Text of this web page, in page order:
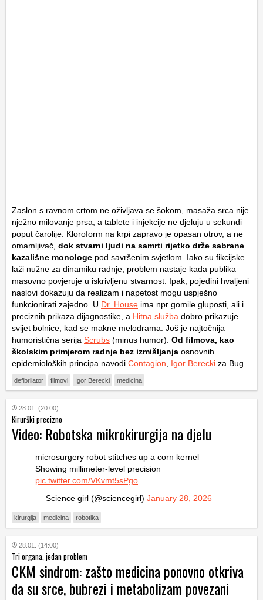
Zaslon s ravnom crtom ne oživljava se šokom, masaža srca nije
nježno milovanje prsa, a tablete i injekcije ne djeluju u sekundi
poput čarolije. Kloroform na krpi zapravo je opasan otrov, a ne
omamljivač, dok stvarni ljudi na samrti rijetko drže sabrane
kazališne monologe pod savršenim svjetlom. Iako su fikcijske
laži nužne za dinamiku radnje, problem nastaje kada publika
masovno povjeruje u iskrivljenu stvarnost. Ipak, pojedini hvaljeni
naslovi dokazuju da realizam i napetost mogu uspješno
funkcionirati zajedno. U Dr. House ima npr gomile gluposti, ali i
preciznih prikaza dijagnostike, a Hitna služba dobro prikazuje
svijet bolnice, kad se makne melodrama. Još je najtočnija
humoristična serija Scrubs (minus humor). Od filmova, kao
školskim primjerom radnje bez izmišljanja osnovnih
epidemioloških principa navodi Contagion Igor Berecki za Bug.
defibrilator filmovi Igor Berecki medicina
28.01. (20:00)
Kirurški precizno
Video: Robotska mikrokirurgija na djelu
microsurgery robot stitches up a corn kernel
Showing millimeter-level precision
pic.twitter.com/VKvmt5sPgo
— Science girl (@sciencegirl) January 28, 2026
kirurgija medicina robotika
28.01. (14:00)
Tri organa, jedan problem
CKM sindrom: zašto medicina ponovno otkriva
da su srce, bubrezi i metabolizam povezani